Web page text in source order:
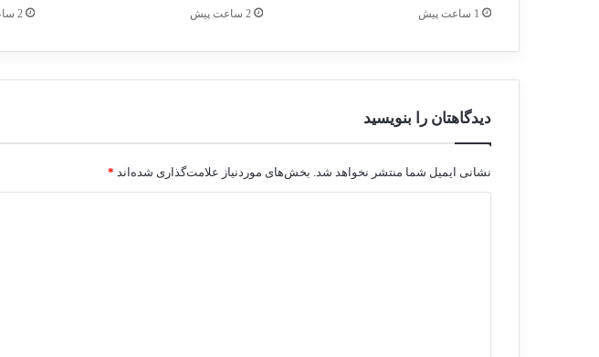
1 ساعت پیش 2 ساعت پیش 2 ساعت پیش
دیدگاهتان را بنویسید
نشانی ایمیل شما منتشر نخواهد شد. بخش‌های موردنیاز علامت‌گذاری شده‌اند *